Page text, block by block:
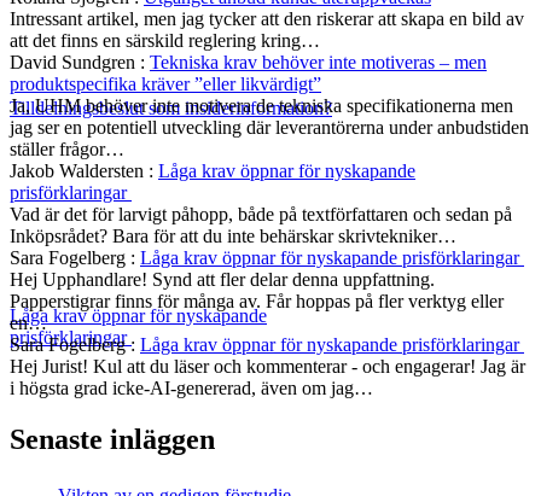
Tilldelningsbeslut som insiderinformation?
Låga krav öppnar för nyskapande
prisförklaringar
Intressant artikel, men jag tycker att den riskerar att skapa en bild av
att det finns en särskild reglering kring…
David Sundgren : Tekniska krav behöver inte motiveras – men
produktspecifika kräver ”eller likvärdigt”
Ja, UHM behöver inte motivera de tekniska specifikationerna men
jag ser en potentiell utveckling där leverantörerna under anbudstiden
ställer frågor…
Jakob Waldersten : Låga krav öppnar för nyskapande
prisförklaringar
Vad är det för larvigt påhopp, både på textförfattaren och sedan på
Inköpsrådet? Bara för att du inte behärskar skrivtekniker…
Sara Fogelberg : Låga krav öppnar för nyskapande prisförklaringar
Hej Upphandlare! Synd att fler delar denna uppfattning.
Papperstigrar finns för många av. Får hoppas på fler verktyg eller
en…
Sara Fogelberg: Låga krav öppnar för nyskapande prisförklaringar
Hej Jurist! Kul att du läser och kommenterar - och engagerar! Jag är
i högsta grad icke-AI-genererad, även om jag…
Senaste inläggen